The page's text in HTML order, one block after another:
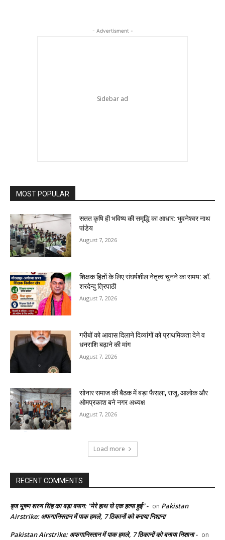
- Advertisment -
MOST POPULAR
सतत कृषि ही भविष्य की समृद्धि का आधार: भुवनेश्वर नाथ
पांडेय
August 7, 2026
शिक्षक हितों के लिए संघर्षशील नेतृत्व चुनने का समय: डॉ.
शरदेन्दु त्रिपाठी
August 7, 2026
गरीबों को आवास दिलाने दिव्यांगों को प्राथमिकता देने व
धनराशि बढ़ाने की मांग
August 7, 2026
सोनार समाज की बैठक में बड़ा फैसला, राजू, आलोक और
ओमप्रकाश बने नगर अध्यक्ष
August 7, 2026
Load more
RECENT COMMENTS
बृज भूषण शरण सिंह का बड़ा बयान: “मेरे हाथ से एक हत्या हुई” - on Pakistan
Airstrike: अफगानिस्तान में पाक हमले, 7 ठिकानों को बनाया निशाना
Pakistan Airstrike: अफगानिस्तान में पाक हमले, 7 ठिकानों को बनाया निशाना - on